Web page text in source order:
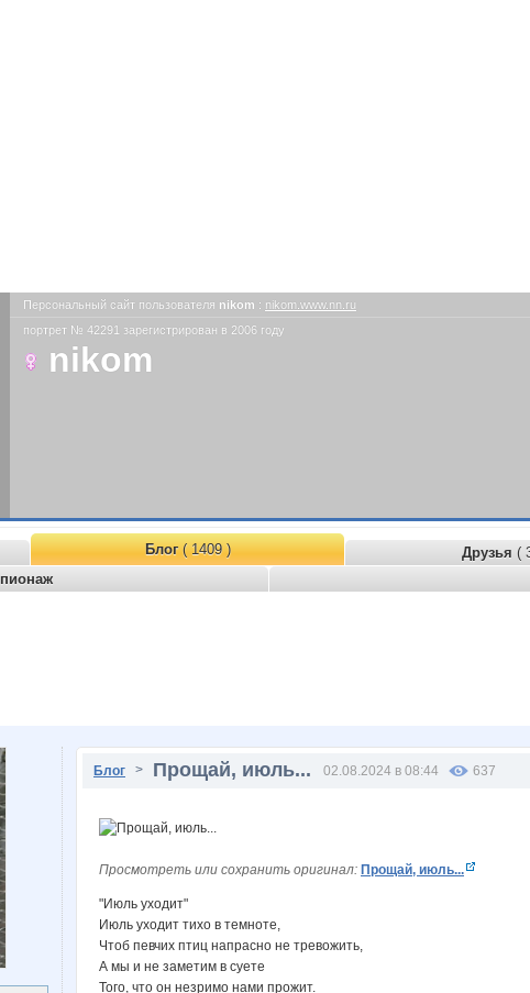
Персональный сайт пользователя nikom : nikom.www.nn.ru
портрет № 42291 зарегистрирован в 2006 году
nikom
Блог( 1409 ) Друзья (
Блог > Прощай, июль... 02.08.2024 в 08:44 637
Просмотреть или сохранить оригинал: Прощай, июль...
"Июль уходит"
Июль уходит тихо в темноте,
Чтоб певчих птиц напрасно не тревожить,
А мы и не заметим в суете
Того, что он незримо нами прожит.